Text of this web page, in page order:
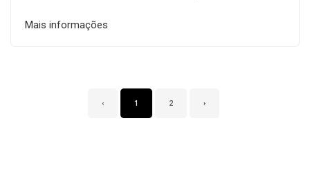
Mais informações
‹ 1 2 ›